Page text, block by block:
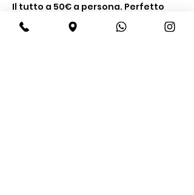
Il tutto a 50€ a persona. Perfetto
per una serata tra buon cibo e
compagnia. Prenota ora.